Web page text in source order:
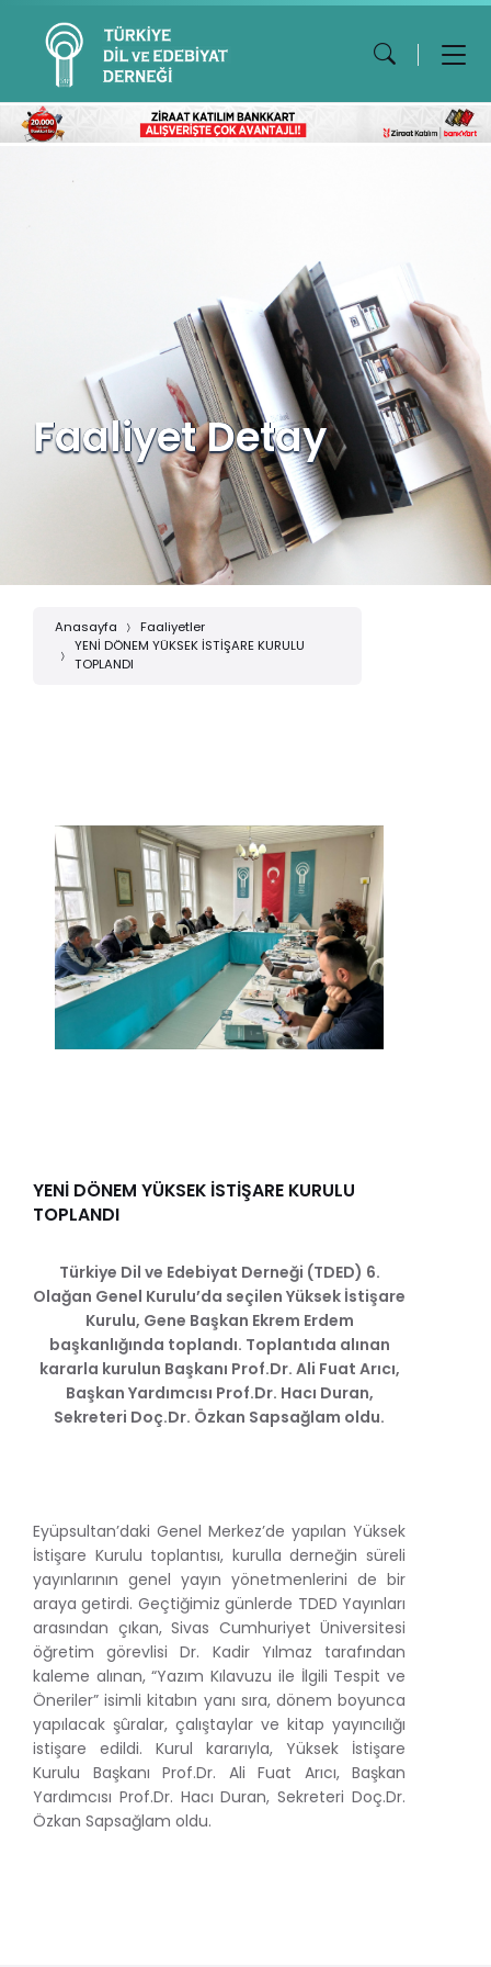
Faaliyet Detay
Anasayfa
Faaliyetler
YENİ DÖNEM YÜKSEK İSTİŞARE KURULU
TOPLANDI
YENİ DÖNEM YÜKSEK İSTİŞARE KURULU
TOPLANDI
Türkiye Dil ve Edebiyat Derneği (TDED) 6.
Olağan Genel Kurulu’da seçilen Yüksek İstişare
Kurulu, Gene Başkan Ekrem Erdem
başkanlığında toplandı. Toplantıda alınan
kararla kurulun Başkanı Prof.Dr. Ali Fuat Arıcı,
Başkan Yardımcısı Prof.Dr. Hacı Duran,
Sekreteri Doç.Dr. Özkan Sapsağlam oldu.
Eyüpsultan’daki Genel Merkez’de yapılan Yüksek
İstişare Kurulu toplantısı, kurulla derneğin süreli
yayınlarının genel yayın yönetmenlerini de bir
araya getirdi. Geçtiğimiz günlerde TDED Yayınları
arasından çıkan, Sivas Cumhuriyet Üniversitesi
öğretim görevlisi Dr. Kadir Yılmaz tarafından
kaleme alınan, “Yazım Kılavuzu ile İlgili Tespit ve
Öneriler” isimli kitabın yanı sıra, dönem boyunca
yapılacak şûralar, çalıştaylar ve kitap yayıncılığı
istişare edildi. Kurul kararıyla, Yüksek İstişare
Kurulu Başkanı Prof.Dr. Ali Fuat Arıcı, Başkan
Yardımcısı Prof.Dr. Hacı Duran, Sekreteri Doç.Dr.
Özkan Sapsağlam oldu.